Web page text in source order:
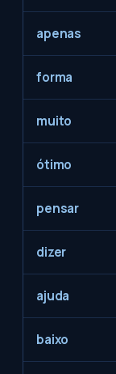
apenas
forma
muito
ótimo
pensar
dizer
ajuda
baixo